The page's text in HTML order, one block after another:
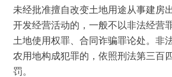
未经批准擅自改变土地用途从事建房
开发经营活动的，一般不以非法经营
土地使用权罪、合同诈骗罪论处。非
农用地构成犯罪的，依照刑法第三百
罚。